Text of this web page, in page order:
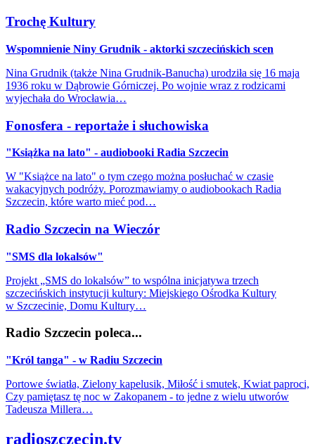
Trochę Kultury
Wspomnienie Niny Grudnik - aktorki szczecińskich scen
Nina Grudnik (także Nina Grudnik-Banucha) urodziła się 16 maja
1936 roku w Dąbrowie Górniczej. Po wojnie wraz z rodzicami
wyjechała do Wrocławia…
Fonosfera - reportaże i słuchowiska
"Książka na lato" - audiobooki Radia Szczecin
W "Książce na lato" o tym czego można posłuchać w czasie
wakacyjnych podróży. Porozmawiamy o audiobookach Radia
Szczecin, które warto mieć pod…
Radio Szczecin na Wieczór
"SMS dla lokalsów"
Projekt „SMS do lokalsów” to wspólna inicjatywa trzech
szczecińskich instytucji kultury: Miejskiego Ośrodka Kultury
w Szczecinie, Domu Kultury…
Radio Szczecin poleca...
"Król tanga" - w Radiu Szczecin
Portowe światła, Zielony kapelusik, Miłość i smutek, Kwiat paproci,
Czy pamiętasz tę noc w Zakopanem - to jedne z wielu utworów
Tadeusza Millera…
radioszczecin.tv